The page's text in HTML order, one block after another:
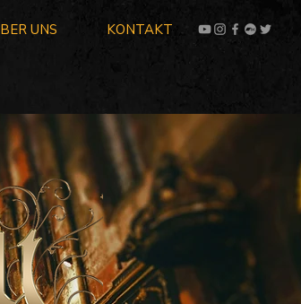
UNS KONTAKT